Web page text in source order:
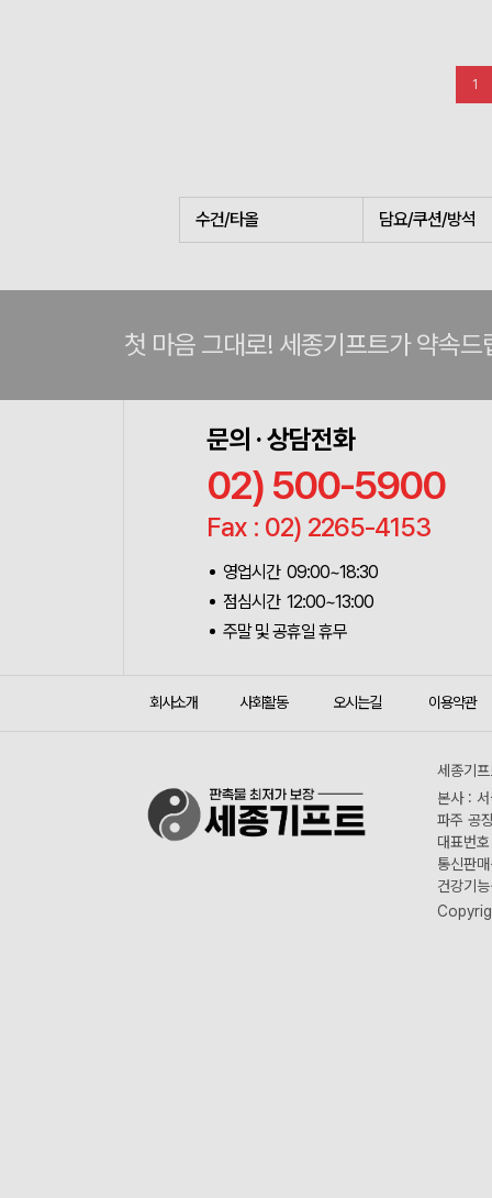
1
수건/타올 담요/쿠션/방석
첫 마음 그대로! 세종기프트가 약속드
문의 · 상담전화
02) 500-5900
Fax : 02) 2265-4153
영업시간 09:00~18:30
점심시간 12:00~13:00
주말 및 공휴일 휴무
회사소개 사회활동 오시는길 이용약관
세종기
본사 :
파주 공
대표번
통신판
건강기